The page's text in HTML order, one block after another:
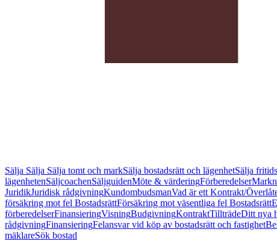
Sälja Sälja Sälja tomt och markSälja bostadsrätt och lägenhetSälja
lägenhetenSäljcoachenSäljguidenMöte & värderingFörberedelser
JuridikJuridisk rådgivningKundombudsmanVad är ett Kontrakt/
försäkring mot fel BostadsrättFörsäkring mot väsentliga fel Bostadsrätt
förberedelserFinansieringVisningBudgivningKontraktTillträdeDitt nya
rådgivningFinansieringFelansvar vid köp av bostadsrätt och fastighet
mäklareSök bostad